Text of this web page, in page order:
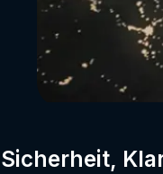
Sicherheit,